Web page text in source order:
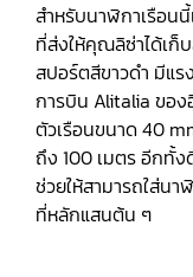
สำหรับนาฬิกาเรือน
ที่ส่งให้คุณลิซ่าได้เก็
สปอร์ตสีขาวดำ มีแ
การบิน Alitalia ของ
ตัวเรือนขนาด 40
ถึง 100 เมตร อีกทั้ง
ช่วยให้สามารถใส่น
ที่หลักแสนต้น ๆ